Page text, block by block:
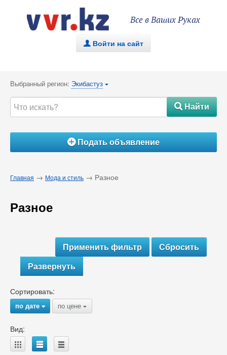
Все в Ваших Руках
. Войти на сайт
Выбранный регион: Экибастуз {
#Найти
ÁПодать объявление
Главная → Мода и стиль → Разное
Разное
Развернуть
Сортировать:
по дате{ по цене {
Вид:
A B C